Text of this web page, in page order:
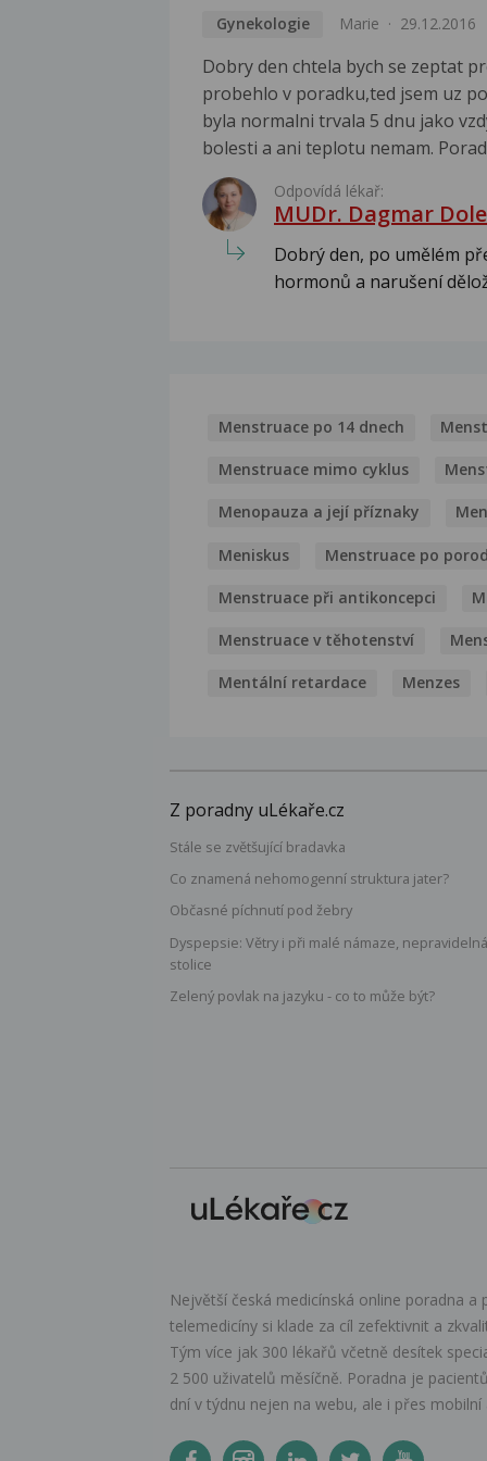
Gynekologie Marie 29.12.2016
Dobry den chtela bych se zeptat
probehlo v poradku,ted jsem uz
byla normalni trvala 5 dnu jako
bolesti a ani teplotu nemam.
Odpovídá lékař:
MUDr. Dagmar
Dobrý den, po umělém
hormonů a narušení
Menstruace po 14 dnech
Menstruace mimo cyklus
Menopauza a její příznaky
Meniskus Menstruace po
Menstruace při antikoncepci
Menstruace v těhotenství
Mentální retardace Menzes
Z poradny uLékaře.cz
Stále se zvětšující bradavka
Co znamená nehomogenní struktura jater?
Občasné píchnutí pod žebry
Dyspepsie: Větry i při malé námaze, nepravidelná
stolice
Zelený povlak na jazyku - co to může být?
Největší česká medicínská online poradna a
telemedicíny si klade za cíl zefektivnit a
Tým více jak 300 lékařů včetně desítek
2 500 uživatelů měsíčně. Poradna je
dní v týdnu nejen na webu, ale i přes mobilní